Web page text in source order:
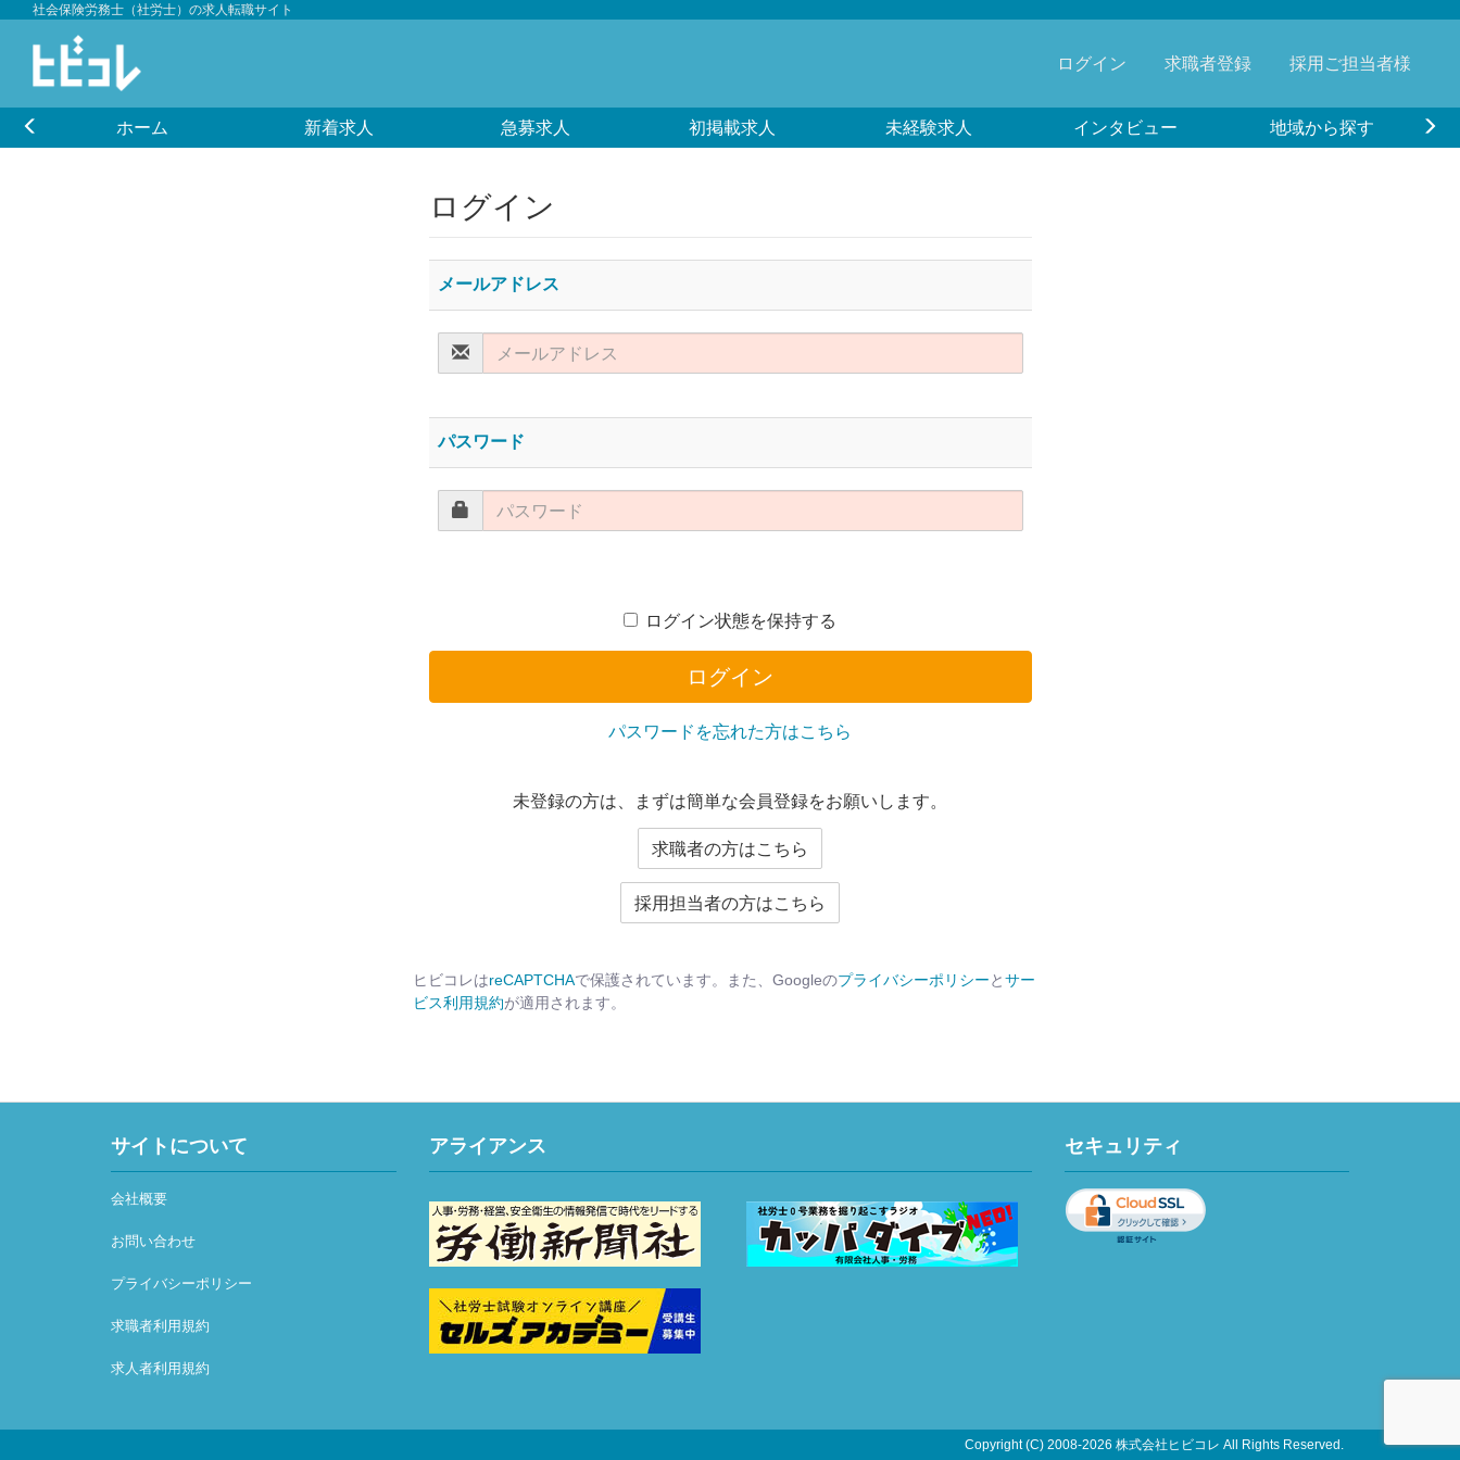
社会保険労務士（社労士）の求人転職サイト
ログイン 求職者登録 採用ご担当者様
ホーム 新着求人 急募求人 初掲載求人 未経験求人 インタビュー 地域から探す
ログイン
メールアドレス
パスワード
ログイン状態を保持する
ログイン
パスワードを忘れた方はこちら
未登録の方は、まずは簡単な会員登録をお願いします。
求職者の方はこちら
採用担当者の方はこちら
ヒビコレはreCAPTCHAで保護されています。また、Googleのプライバシーポリシーとサー
ビス利用規約が適用されます。
サイトについて
会社概要
お問い合わせ
プライバシーポリシー
求職者利用規約
求人者利用規約
アライアンス セキュリティ
Copyright (C) 2008-2026 株式会社ヒビコレ All Rights Reserved.